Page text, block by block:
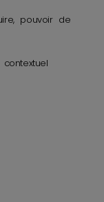
pouvoir de